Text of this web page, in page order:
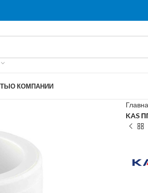
О КОМПАНИИ
KAS